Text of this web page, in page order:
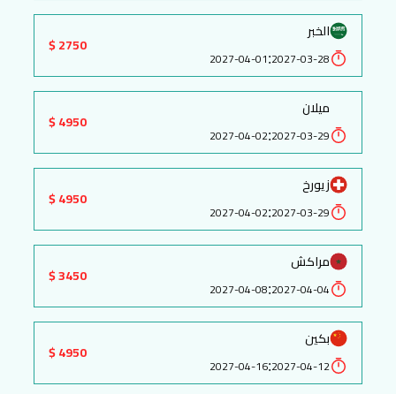
الخبر
2027-03-28
:
2027-04-01
2750 $
ميلان
2027-03-29
:
2027-04-02
4950 $
زيورخ
2027-03-29
:
2027-04-02
4950 $
مراكش
2027-04-04
:
2027-04-08
3450 $
بكين
2027-04-12
:
2027-04-16
4950 $